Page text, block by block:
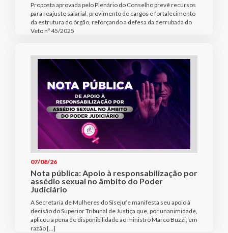
Proposta aprovada pelo Plenário do Conselho prevê recursos
para reajuste salarial, provimento de cargos e fortalecimento
da estrutura do órgão, reforçando a defesa da derrubada do
Veto nº 45/2025
07/08/26
Nota pública: Apoio à responsabilização por
assédio sexual no âmbito do Poder
Judiciário
A Secretaria de Mulheres do Sisejufe manifesta seu apoio à
decisão do Superior Tribunal de Justiça que, por unanimidade,
aplicou a pena de disponibilidade ao ministro Marco Buzzi, em
razão […]